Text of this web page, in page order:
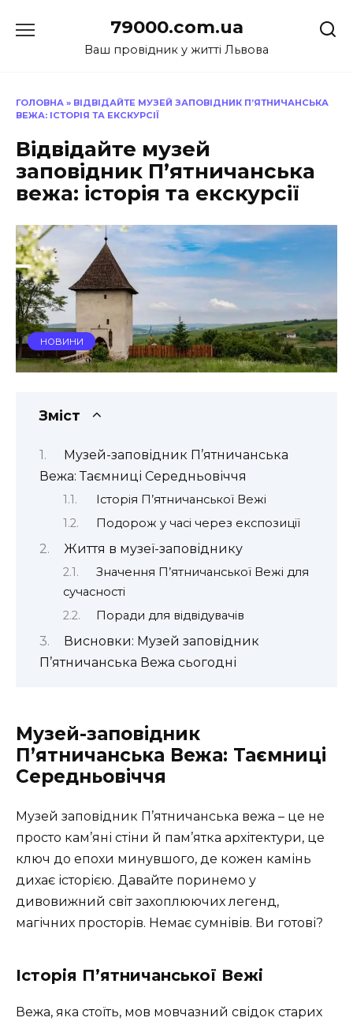
до
79000.com.ua
Ваш провідник у житті Львова
ГОЛОВНА » ВІДВІДАЙТЕ МУЗЕЙ ЗАПОВІДНИК П’ЯТНИЧАНСЬКА
ВЕЖА: ІСТОРІЯ ТА ЕКСКУРСІЇ
Відвідайте музей
заповідник П’ятничанська
вежа: історія та екскурсії
НОВИНИ
Зміст
Музей-заповідник П’ятничанська
Вежа: Таємниці Середньовіччя
Історія П’ятничанської Вежі
Подорож у часі через експозиції
Життя в музеї-заповіднику
Значення П’ятничанської Вежі для
сучасності
Поради для відвідувачів
Висновки: Музей заповідник
П’ятничанська Вежа сьогодні
Музей-заповідник
П’ятничанська Вежа: Таємниці
Середньовіччя
Музей заповідник П’ятничанська вежа – це не
просто кам’яні стіни й пам’ятка архітектури, це
ключ до епохи минувшого, де кожен камінь
дихає історією. Давайте поринемо у
дивовижний світ захоплюючих легенд,
магічних просторів. Немає сумнівів. Ви готові?
Історія П’ятничанської Вежі
Вежа, яка стоїть, мов мовчазний свідок старих